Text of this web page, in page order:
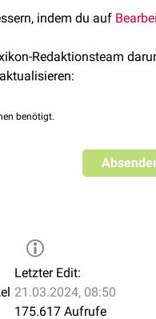
er dann alsNervus
, von wo seine Fasern
derNase, sowie der
indem du auf
Redaktionsteam
benötigt.
Letzter Edit:
21.03.2024, 08:50
175.617 Aufrufe